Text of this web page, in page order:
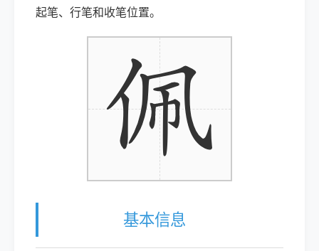
起笔、行笔和收笔位置。
基本信息